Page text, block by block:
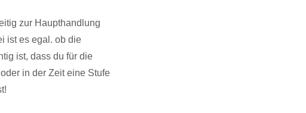
zur Haupthandlung
ist es egal. ob die
ist, dass du für die
in der Zeit eine Stufe